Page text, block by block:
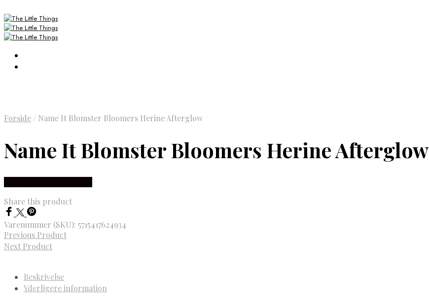
Forside / Name It Blomster Bloomers Herine Afterglow
Name It Blomster Bloomers Herine Afterglow
Share this product
Varenummer (SKU): 5715417624934
Previous Product
Next Product
Beskrivelse
Yderligere information